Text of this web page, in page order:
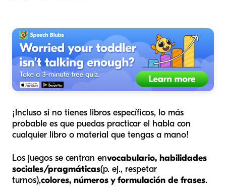
¡Incluso si no tienes libros específicos, lo más
probable es que puedas practicar el habla con
cualquier libro o material que tengas a mano!
Los juegos se centran envocabulario, habilidades
sociales/pragmáticas(p. ej., respetar
turnos),colores, números y formulación de frases.